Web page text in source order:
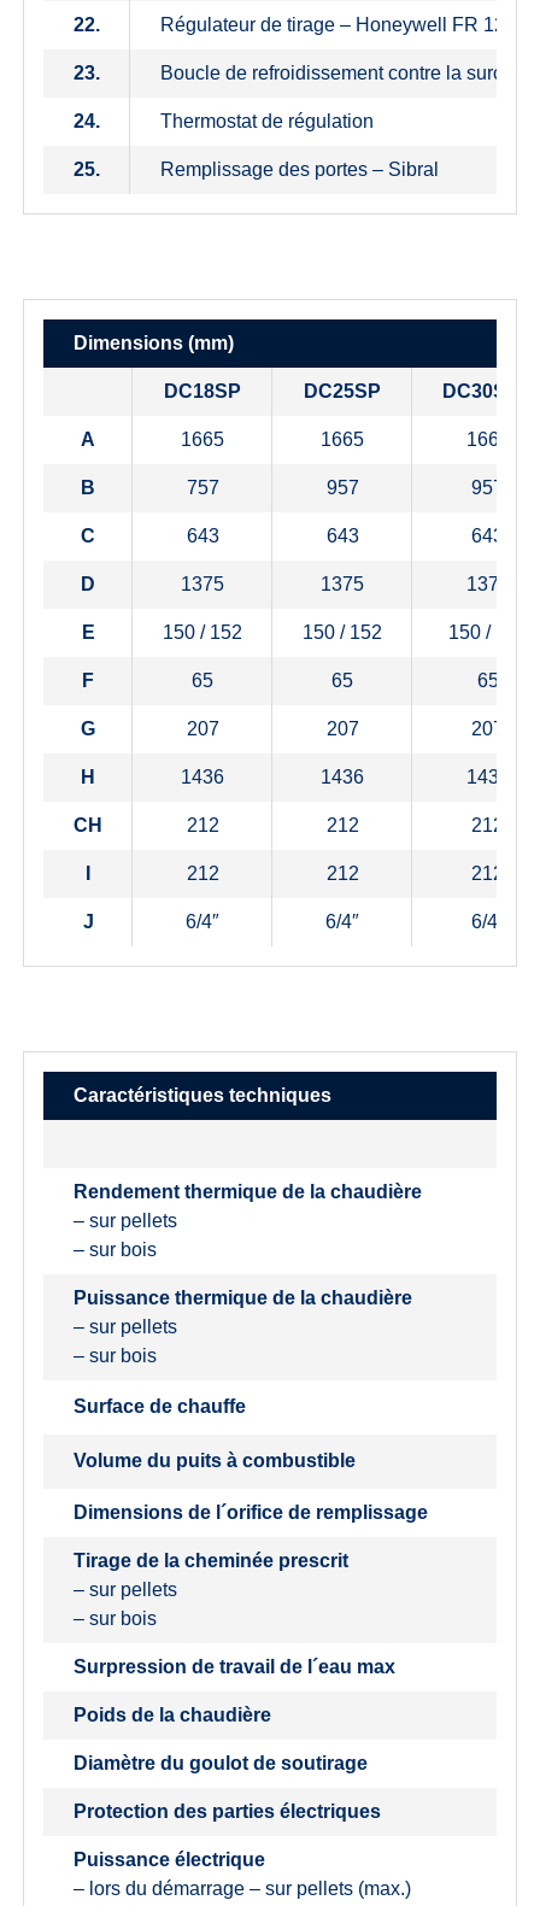
22. Régulateur de tirage – Honeywell FR 124
23. Boucle de refroidissement contre la
24. Thermostat de régulation
25. Remplissage des portes – Sibral
Dimensions (mm)
DC18SP DC25SP DC30SPX
A 1665 1665 1665
B 757 957 957
C 643 643 643
D 1375 1375 1375
E 150 / 152 150 / 152 150 / 152
F 65 65 65
G 207 207 207
H 1436 1436 1436
CH 212 212 212
212 212 212
J 6/4″ 6/4″ 6/4″
Caractéristiques techniques
Rendement thermique de la chaudière
– sur pellets
– sur bois
Puissance thermique de la chaudière
– sur pellets
– sur bois
Surface de chauffe
Volume du puits à combustible
Dimensions de l´orifice de remplissage
Tirage de la cheminée prescrit
– sur pellets
– sur bois
Surpression de travail de l´eau max
Poids de la chaudière
Diamètre du goulot de soutirage
Protection des parties électriques
Puissance électrique
– lors du démarrage – sur pellets (max.)